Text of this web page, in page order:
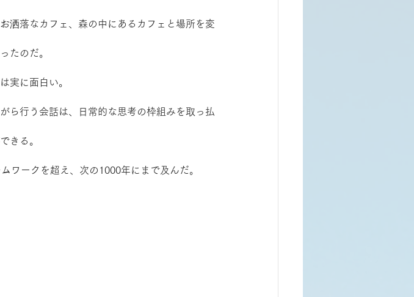
洒落なカフェ、森の中にあるカフェと場所を変
たのだ。
実に面白い。
ら行う会話は、日常的な思考の枠組みを取っ払
きる。
ワークを超え、次の1000年にまで及んだ。